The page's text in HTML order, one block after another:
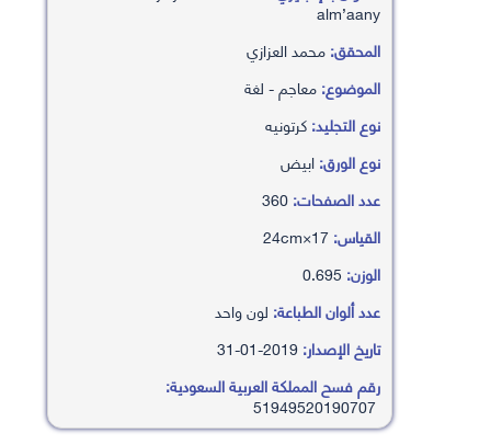
alm’aany
المحقق:محمد العزازي
الموضوع:معاجم - لغة
نوع التجليد:كرتونيه
نوع الورق:ابيض
عدد الصفحات:
القياس:
الوزن:
عدد ألوان الطباعة: لون واحد
تاريخ الإصدار:
رقم فسح المملكة العربية السعودية:
51949520190707